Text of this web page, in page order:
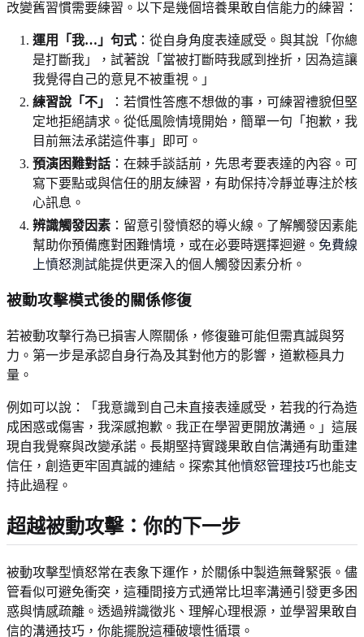
改變舊習慣需要練習。以下是幾個培養果敢自信能力的練習：
運用「我…」句式 ：從自身角度表達感受。與其說「你總
是打斷我」，試著說「當被打斷時我感到挫折，因為這讓
我覺得自己的意見不被重視。」
練習說「不」
：若慣性答應不想做的事，可練習禮貌但堅
定地拒絕請求。從低風險情境開始，簡單一句「抱歉，我
目前無法承諾這件事」即可。
預演困難對話 ：在棘手談話前，先思考要表達的內容。可
寫下要點或與信任的朋友練習，有助保持冷靜並專注於核
心訊息。
辨識觸發因素 ：留意引發憤怒的導火線。了解觸發因素能
幫助你預備應對困難情境，或在必要時選擇迴避。 免費線
上憤怒測試能提供更深入的個人觸發因素分析。
被動攻擊模式後的關係修復
若被動攻擊行為已損害人際關係，修復雖可能但需真誠與努
力。第一步是承認自身行為及其對他方的影響，道歉極具力
量。
例如可以說：「我意識到自己未直接表達感受，若我的行為造
成困惑或傷害，我深感抱歉。我正在學習更開放溝通。」這展
現自我覺察與改變承諾。長期堅持實踐果敢自信溝通有助重建
信任，創造更牢固真誠的連結。探索其他憤怒管理技巧也能支
持此過程。
超越被動攻擊：你的下一步
被動攻擊型憤怒常在表象下運作，於關係中製造無聲緊張。儘
管看似可避免衝突，這種間接方式通常比坦率溝通引發更多困
惑與情感疏離。透過辨識徵兆、理解心理根源，並學習果敢自
信的溝通技巧，你能擺脫這種破壞性循環。